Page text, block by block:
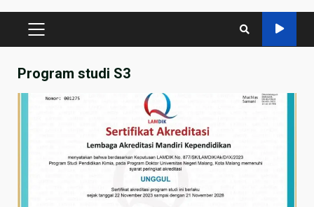
PRIMARY
Program studi S3